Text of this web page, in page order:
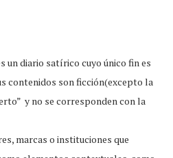
un diario satírico cuyo único fin es
contenidos son ficción(excepto la
y no se corresponden con la
marcas o instituciones que